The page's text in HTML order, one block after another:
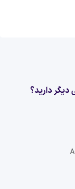
دارید؟